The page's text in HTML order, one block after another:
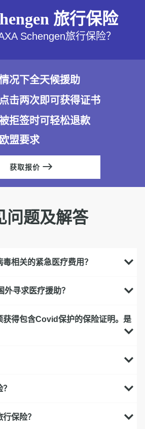
旅行保险
Schengen旅行保险？
况下全天候援助
击两次即可获得证书
拒签时可轻松退款
盟要求
获取报价
问题及解答
相关的紧急医疗费用？
寻求医疗援助？
获得包含Covid保护的保险证明。是
保险？